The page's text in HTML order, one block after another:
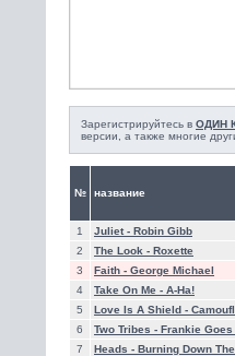
Зарегистрируйтесь в ОДИН
версии, а также многие
№ название
1 Juliet - Robin Gibb
2
The Look - Roxette
3
Faith - George Michael
4
Take On Me - A-Ha!
5
Love Is A Shield -
6
Two Tribes - Frankie
7
Heads - Burning Down